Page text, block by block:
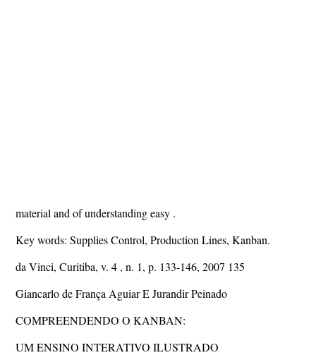
material and of understanding easy .
Key words: Supplies Control, Production Lines, Kanban.
da Vinci, Curitiba, v. 4 , n. 1, p. 133-146, 2007 135
Giancarlo de França Aguiar E Jurandir Peinado
COMPREENDENDO O KANBAN:
UM ENSINO INTERATIVO ILUSTRADO